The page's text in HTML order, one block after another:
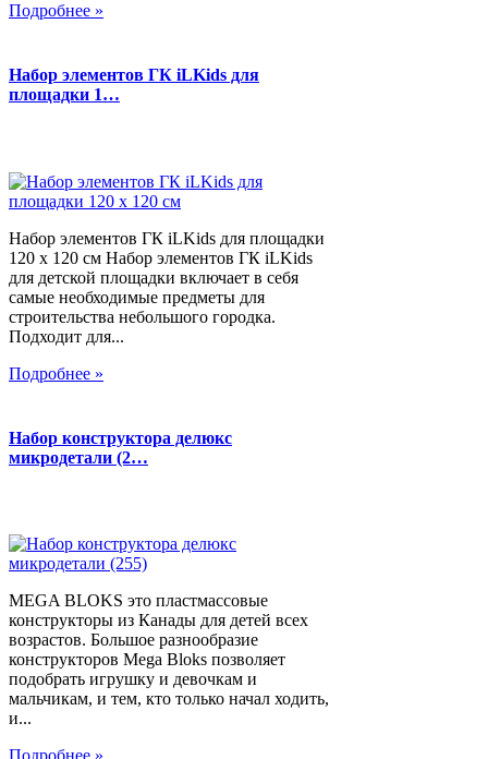
Подробнее »
Набор элементов ГК iLKids для
площадки 1…
Набор элементов ГК iLKids для площадки
120 х 120 см Набор элементов ГК iLKids
для детской площадки включает в себя
самые необходимые предметы для
строительства небольшого городка.
Подходит для...
Подробнее »
Набор конструктора делюкс
микродетали (2…
MEGA BLOKS это пластмассовые
конструкторы из Канады для детей всех
возрастов. Большое разнообразие
конструкторов Mega Bloks позволяет
подобрать игрушку и девочкам и
мальчикам, и тем, кто только начал ходить,
и...